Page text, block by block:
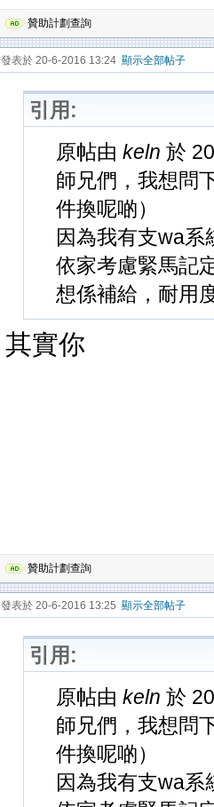
贊助計劃查詢
發表於 20-6-2016 13:24 顯示全部帖子
引用:
原帖由 keln 於
師兄們，我想問
件換呢啲）
因為我有支wa系
依家考慮緊馬記
想係補給，耐用
其實你
贊助計劃查詢
發表於 20-6-2016 13:25 顯示全部帖子
引用:
原帖由 keln 於
師兄們，我想問
件換呢啲）
因為我有支wa系